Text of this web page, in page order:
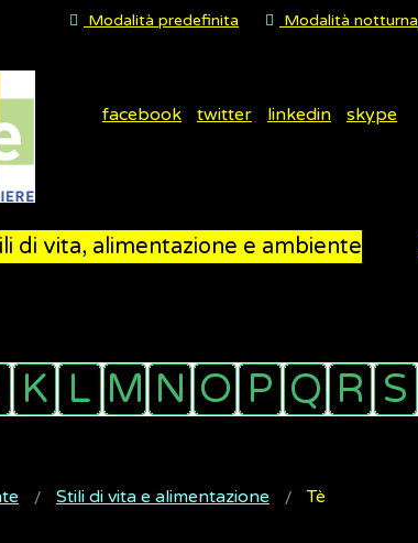
Modalità predefinita Modalità notturna
facebook twitter linkedin skype
di vita, alimentazione e ambiente
Stili di vita e alimentazione Tè